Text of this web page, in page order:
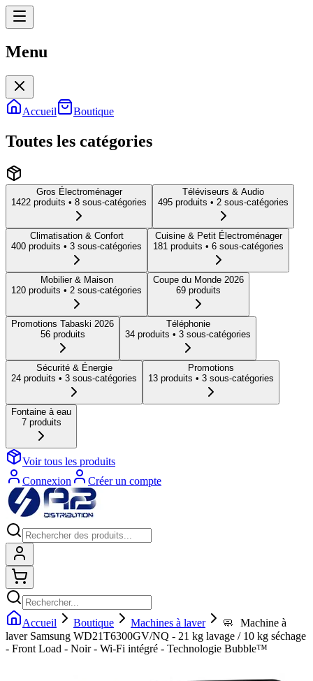
Menu
Accueil Boutique
Toutes les catégories
Gros Électroménager
1422 produits • 8 sous-catégories
Téléviseurs & Audio
495 produits • 2 sous-catégories
Climatisation & Confort
400 produits • 3 sous-catégories
Cuisine & Petit Électroménager
181 produits • 6 sous-catégories
Mobilier & Maison
120 produits • 2 sous-catégories
Coupe du Monde 2026
69 produits
Promotions Tabaski 2026
56produits
Téléphonie
34 produits • 3 sous-catégories
Sécurité & Énergie
24 produits • 3 sous-catégories
Promotions
13 produits • 3 sous-catégories
Fontaine à eau
7produits
Voir tous les produits
Connexion
Créer un compte
Accueil Boutique Machines à laver
🧼 Machine à
laver Samsung WD21T6300GV/NQ - 21 kg lavage / 10 kg séchage
- Front Load - Noir - Wi-Fi intégré - Technologie Bubble™